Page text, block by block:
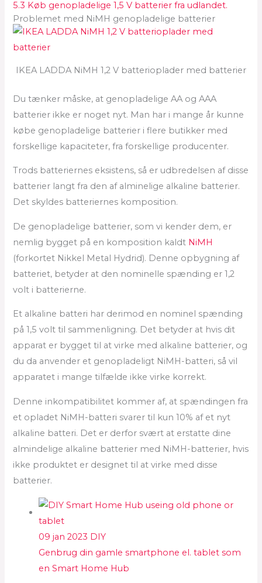
5.3 Køb genopladelige 1,5 V batterier fra udlandet.
Problemet med NiMH genopladelige batterier
IKEA LADDA NiMH 1,2 V batterioplader med batterier
Du tænker måske, at genopladelige AA og AAA
batterier ikke er noget nyt. Man har i mange år kunne
købe genopladelige batterier i flere butikker med
forskellige kapaciteter, fra forskellige producenter.
Trods batteriernes eksistens, så er udbredelsen af disse
batterier langt fra den af alminelige alkaline batterier.
Det skyldes batteriernes komposition.
De genopladelige batterier, som vi kender dem, er
nemlig bygget på en komposition kaldt NiMH
(forkortet Nikkel Metal Hydrid). Denne opbygning af
batteriet, betyder at den nominelle spænding er 1,2
volt i batterierne.
Et alkaline batteri har derimod en nominel spænding
på 1,5 volt til sammenligning. Det betyder at hvis dit
apparat er bygget til at virke med alkaline batterier, og
du da anvender et genopladeligt NiMH-batteri, så vil
apparatet i mange tilfælde ikke virke korrekt.
Denne inkompatibilitet kommer af, at spændingen fra
et opladet NiMH-batteri svarer til kun 10% af et nyt
alkaline batteri. Det er derfor svært at erstatte dine
almindelige alkaline batterier med NiMH-batterier, hvis
ikke produktet er designet til at virke med disse
batterier.
09 jan 2023 DIY
Genbrug din gamle smartphone el. tablet som
en Smart Home Hub